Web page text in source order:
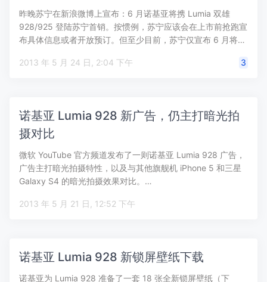
昨晚苏宁在新浪微博上宣布：6 月诺基亚将携 Lumia 双雄
928/925 登陆苏宁首销。按惯例，苏宁应该会在上市前抢跑宣
布具体信息或者开放预订。但至少目前，苏宁仅宣布 6 月将…
2013 年 5 月 24 日, 2:04 下午 3
诺基亚 Lumia 928 新广告，仍主打暗光拍
摄对比
微软 YouTube 官方频道发布了一则诺基亚 Lumia 928 广告，
广告主打暗光拍摄特性，以及与其他旗舰机 iPhone 5 和三星
Galaxy S4 的暗光拍摄效果对比。…
2013 年 5 月 21 日, 12:52 下午
诺基亚 Lumia 928 新锁屏壁纸下载
诺基亚为 Lumia 928 准备了一套 18 张全新锁屏壁纸（下